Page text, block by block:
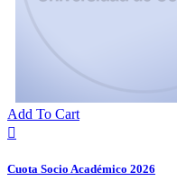
Add To Cart

Cuota Socio Académico 2026